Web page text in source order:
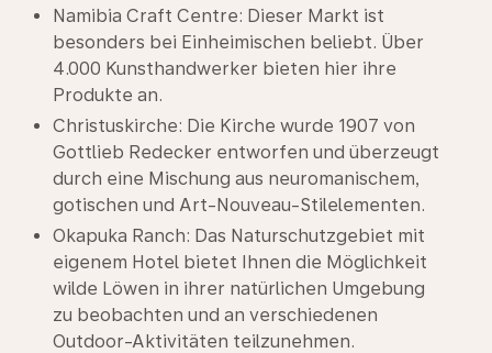
Namibia Craft Centre: Dieser Markt ist
besonders bei Einheimischen beliebt. Über
4.000 Kunsthandwerker bieten hier ihre
Produkte an.
Christuskirche: Die Kirche wurde 1907 von
Gottlieb Redecker entworfen und überzeugt
durch eine Mischung aus neuromanischem,
gotischen und Art-Nouveau-Stilelementen.
Okapuka Ranch: Das Naturschutzgebiet mit
eigenem Hotel bietet Ihnen die Möglichkeit
wilde Löwen in ihrer natürlichen Umgebung
zu beobachten und an verschiedenen
Outdoor-Aktivitäten teilzunehmen.